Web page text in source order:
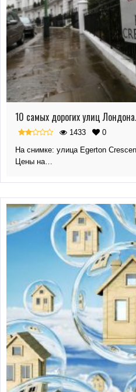
10 самых дорогих улиц Лондона.
1433
0
На снимке: улица Egerton
Цены на…